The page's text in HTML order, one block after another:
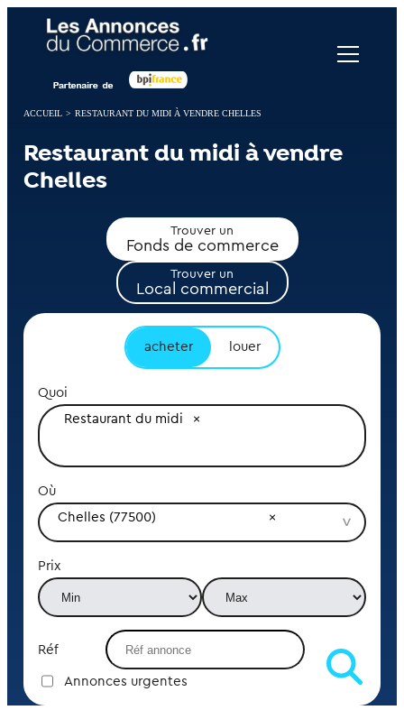
ACCUEIL > RESTAURANT DU MIDI À VENDRE CHELLES
Restaurant du midi à vendre
Chelles
Trouver un
Fonds de commerce
Trouver un
Local commercial
acheter louer
Quoi
Restaurant du midi
Où
Chelles (77500)
Prix
Réf
Annonces urgentes
Panneau de gestion des cookies